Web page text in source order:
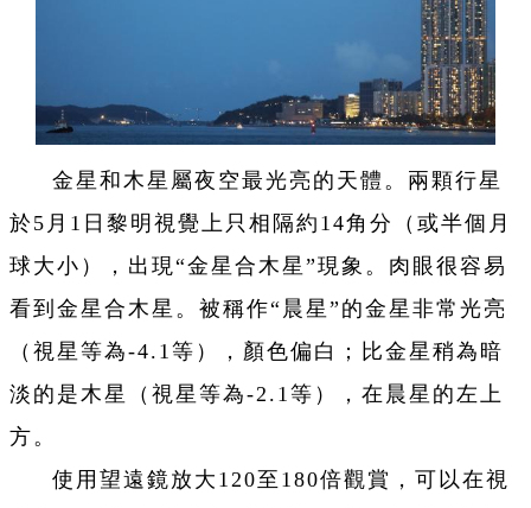
金星和木星屬夜空最光亮的天體。兩顆行星
於5月1日黎明視覺上只相隔約14角分（或半個月
球大小），出現“金星合木星”現象。肉眼很容易
看到金星合木星。被稱作“晨星”的金星非常光亮
（視星等為-4.1等），顏色偏白；比金星稍為暗
淡的是木星（視星等為-2.1等），在晨星的左上
方。
使用望遠鏡放大120至180倍觀賞，可以在視